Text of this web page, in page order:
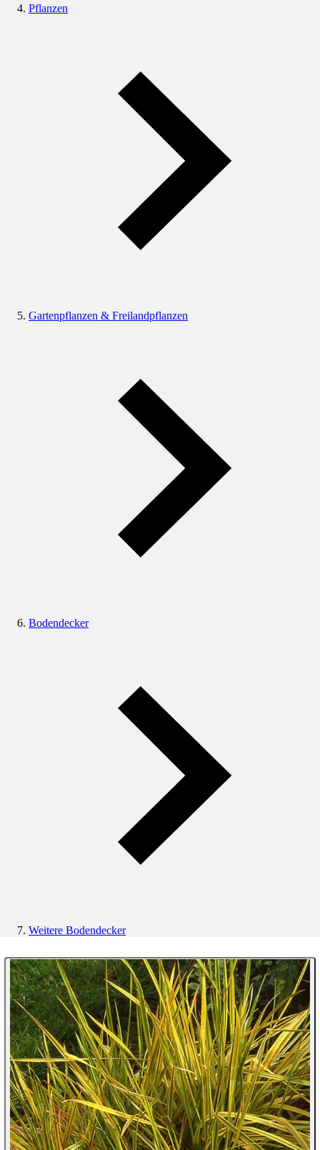
Pflanzen
Gartenpflanzen & Freilandpflanzen
Bodendecker
Weitere Bodendecker